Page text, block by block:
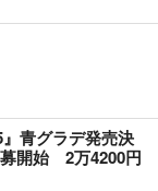
青グラデ発売決
開始 2万4200円